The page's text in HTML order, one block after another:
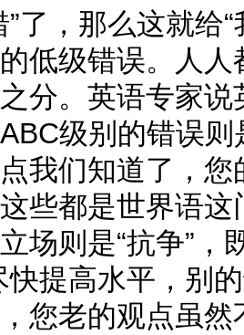
”了，那么这就给
低级错误。人
分。英语专家
级别的错误
我们知道了，您
些都是世界语
场则是“抗争”，
快提高水平，别
您老的观点虽然